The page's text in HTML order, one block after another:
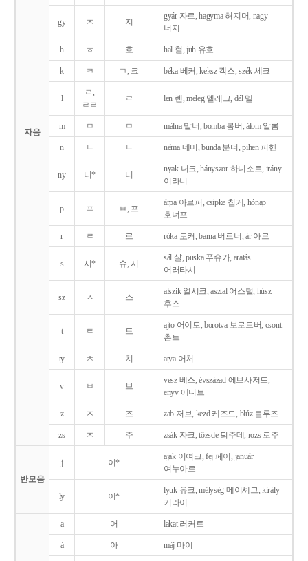
자음
gy ㅈ 지
gyár 자르, hagyma 허지머, nagy
너지
h ㅎ 흐 hal 헐, juh 유흐
k ㅋ ㄱ, 크 béka 베커, keksz 켁스, szék 세크
l
ㄹ,
ㄹㄹ
ㄹ len 렌, meleg 멜레그, dél 델
m ㅁ ㅁ málna 말너, bomba 봄버, álom 알롬
n ㄴ ㄴ néma 네머, bunda 분더, pihen 피헨
ny 니* 니
nyak 녀크, hányszor 하니소르, irány
이라니
p ㅍ ㅂ, 프
árpa 아르퍼, csipke 칩케, hónap
호너프
r ㄹ 르 róka 로커, barna 버르너, ár 아르
s 시* 슈, 시
sál 샬, puska 푸슈카, aratás
어러타시
sz ㅅ 스
alszik 얼시크, asztal 어스털, húsz
후스
t ㅌ 트
ajto 어이토, borotva 보로트버, csont
촌트
ty ㅊ 치 atya 어처
v ㅂ 브
vesz 베스, évszázad 에브사저드,
enyv 에니브
z ㅈ 즈 zab 저브, kezd 케즈드, blúz 블루즈
zs ㅈ 주 zsák 자크, tőzsde 퇴주데, rozs 로주
반모음
j 이*
ajak 어여크, fej 페이, január
여누아르
ly 이*
lyuk 유크, mélység 메이셰그, király
키라이
a 어 lakat 러커트
á 아 máj 마이